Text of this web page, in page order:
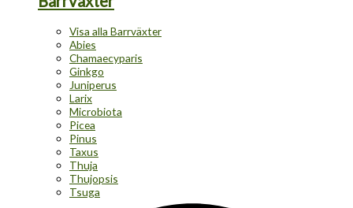
Visa alla Barrväxter
Abies
Chamaecyparis
Ginkgo
Juniperus
Larix
Microbiota
Picea
Pinus
Taxus
Thuja
Thujopsis
Tsuga